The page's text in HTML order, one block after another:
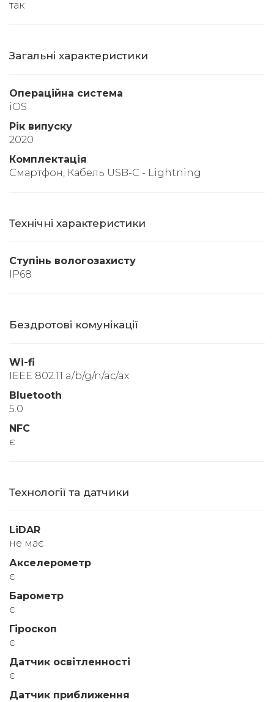
так
Загальні характеристики
Операційна система
iOS
Рік випуску
2020
Комплектація
Смартфон, Кабель USB-C - Lightning
Технічні характеристики
Ступінь вологозахисту
IP68
Бездротові комунікації
Wi-fi
IEEE 802.11 a/b/g/n/ac/ax
Bluetooth
5.0
NFC
є
Технології та датчики
LiDAR
не має
Акселерометр
є
Барометр
є
Гіроскоп
є
Датчик освітленності
є
Датчик приближення